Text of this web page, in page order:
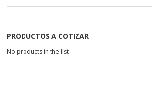
PRODUCTOS A COTIZAR
No products in the list